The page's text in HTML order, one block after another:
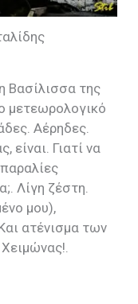
Βασίλισσα της
μετεωρολογικό
Αέρηδες.
είναι. Γιατί να
Λίγη ζέστη.
μου),
ατένισμα των